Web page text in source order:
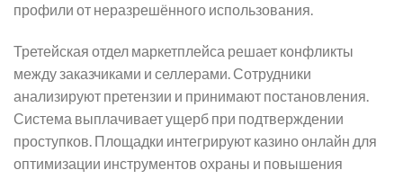
профили от неразрешённого использования.
Третейская отдел маркетплейса решает конфликты
между заказчиками и селлерами. Сотрудники
анализируют претензии и принимают постановления.
Система выплачивает ущерб при подтверждении
проступков. Площадки интегрируют казино онлайн для
оптимизации инструментов охраны и повышения